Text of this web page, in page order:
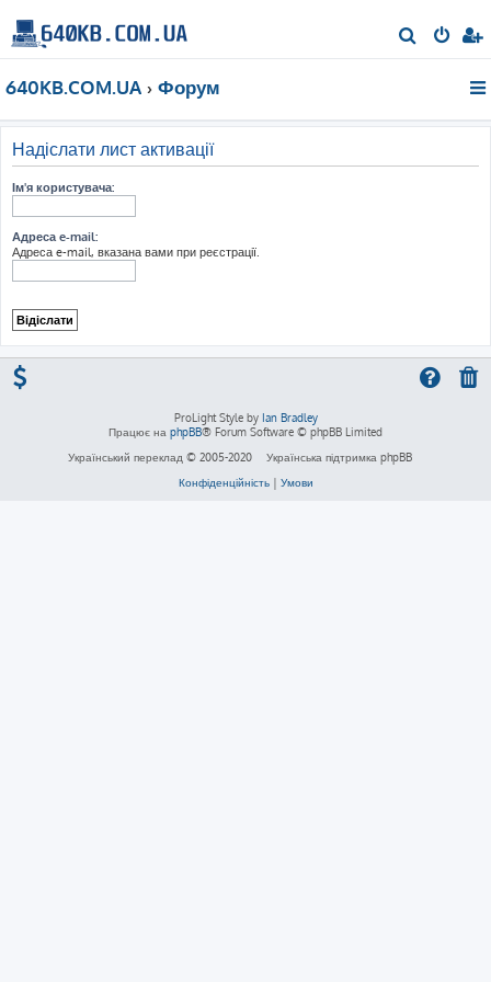
о
640KB.COM.UA Форум
Надіслати лист активації
Ім'я користувача:
Адреса e-mail:
Адреса e-mail, вказана вами при реєстрації.
ProLight Style by Ian Bradley
Працює на phpBB® Forum Software © phpBB Limited
Український переклад © 2005-2020
Українська підтримка phpBB
Конфіденційність| Умови